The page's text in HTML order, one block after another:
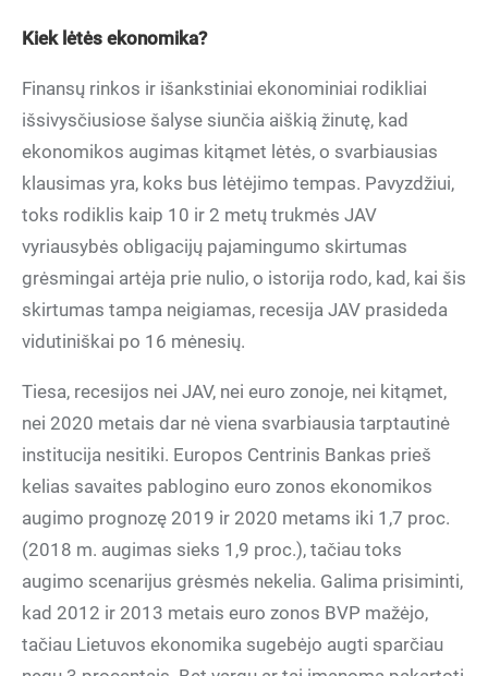
Kiek lėtės ekonomika?
Finansų rinkos ir išankstiniai ekonominiai rodikliai
išsivysčiusiose šalyse siunčia aiškią žinutę, kad
ekonomikos augimas kitąmet lėtės, o svarbiausias
klausimas yra, koks bus lėtėjimo tempas. Pavyzdžiui,
toks rodiklis kaip 10 ir 2 metų trukmės JAV
vyriausybės obligacijų pajamingumo skirtumas
grėsmingai artėja prie nulio, o istorija rodo, kad, kai šis
skirtumas tampa neigiamas, recesija JAV prasideda
vidutiniškai po 16 mėnesių.
Tiesa, recesijos nei JAV, nei euro zonoje, nei kitąmet,
nei 2020 metais dar nė viena svarbiausia tarptautinė
institucija nesitiki. Europos Centrinis Bankas prieš
kelias savaites pablogino euro zonos ekonomikos
augimo prognozę 2019 ir 2020 metams iki 1,7 proc.
(2018 m. augimas sieks 1,9 proc.), tačiau toks
augimo scenarijus grėsmės nekelia. Galima prisiminti,
kad 2012 ir 2013 metais euro zonos BVP mažėjo,
tačiau Lietuvos ekonomika sugebėjo augti sparčiau